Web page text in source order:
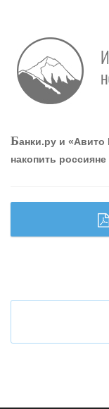
Работа мечты.
привлечь и
Что будет с
Банки.ру и «Авито
накопить